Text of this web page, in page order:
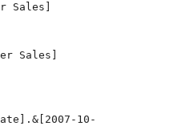
Sales]
10-